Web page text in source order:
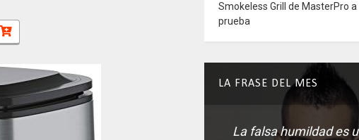
Smokeless Grill de MasterPro a
prueba
LA FRASE DEL MES
La falsa humildad es